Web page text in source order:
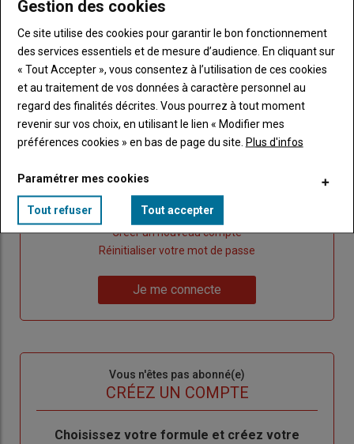
Publicité
Sous-
titre
Vous êtes abonné(e)
TITRE IDENTIFIEZ-VOUS
Body
Connectez-vous à votre compte pour profiter
de votre abonnement
Lien
Créer un nouveau compte
de
Réinitialiser votre mot de passe
me
Je me connecte
Vous n'êtes pas abonné(e)
CRÉEZ UN COMPTE
BodyChoisissez votre formule et créez votre
Gestion des cookies
Ce site utilise des cookies pour garantir le bon fonctionnement
des services essentiels et de mesure d’audience. En cliquant sur
« Tout Accepter », vous consentez à l’utilisation de ces cookies
et au traitement de vos données à caractère personnel au
regard des finalités décrites. Vous pourrez à tout moment
revenir sur vos choix, en utilisant le lien « Modifier mes
préférences cookies » en bas de page du site. Plus d'infos
Paramétrer mes cookies
Tout refuser Tout accepter